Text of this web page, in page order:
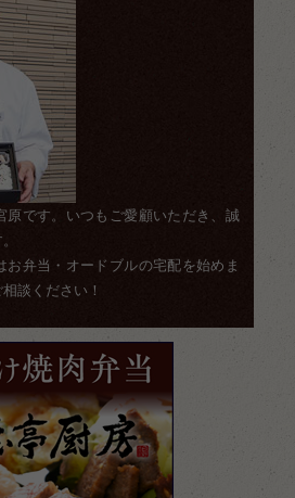
原です。いつもご愛顧いただき、誠
お弁当・オードブルの宅配を始めま
談ください！